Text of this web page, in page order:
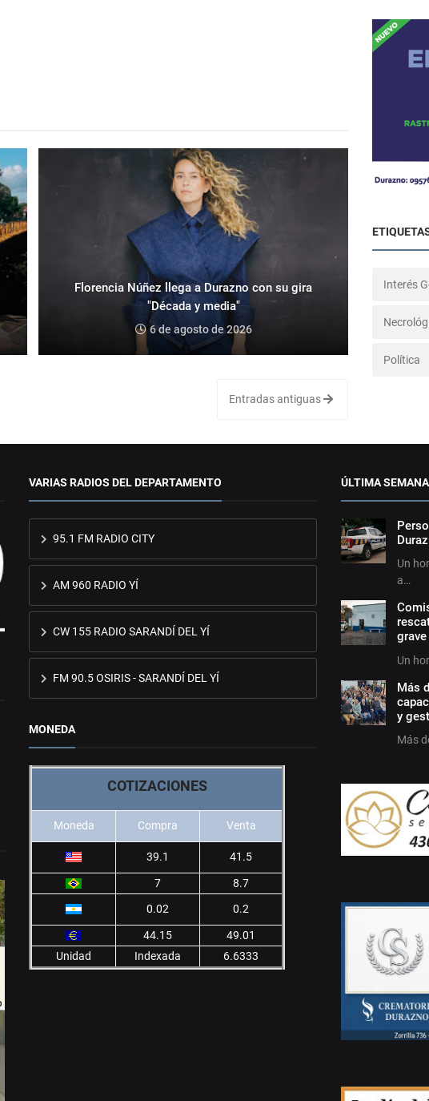
Florencia Núñez llega a Durazno con su gira
"Década y media"
6 de agosto de 2026
Entradas antiguas
Interés
Política
VARIAS RADIOS DEL DEPARTAMENTO
95.1 FM RADIO CITY
AM 960 RADIO YÍ
CW 155 RADIO SARANDÍ DEL YÍ
FM 90.5 OSIRIS - SARANDÍ DEL YÍ
MONEDA
COTIZACIONES
Moneda Compra Venta
39.1 41.5
7
8.7
0.02
0.2
44.15
49.01
Unidad
Indexada 6.6333
ÚLTIMA SEMANA
Un
a…
Un
Más
y
Más